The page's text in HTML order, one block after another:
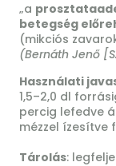
„a
betegség
(mikciós
(Bernáth Jenő
Használati
1,5–2,0 dl
percig lefedve
mézzel ízesítve
Tárolás: